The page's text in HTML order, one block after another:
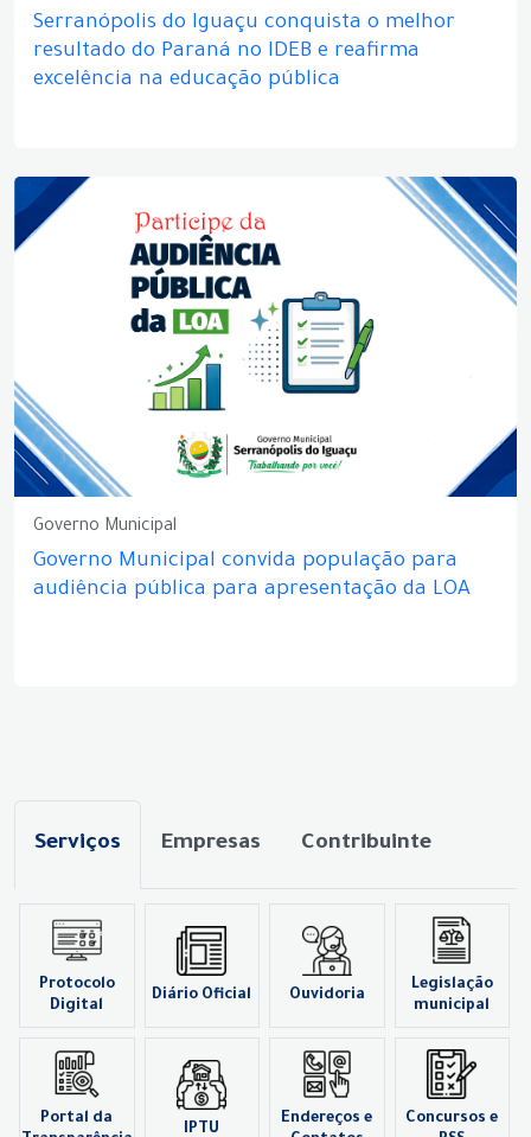
Serranópolis do Iguaçu conquista o melhor
resultado do Paraná no IDEB e reafirma
excelência na educação pública
Governo Municipal
Governo Municipal convida população para
audiência pública para apresentação da LOA
Serviços Empresas Contribuinte
Protocolo
Digital
Diário Oficial Ouvidoria
Legislação
municipal
Portal da
IPTU
Endereços e
Concursos e